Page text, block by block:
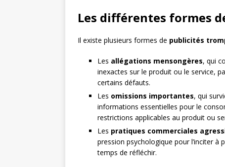
Les différentes formes
Il existe plusieurs formes de publicités
Les allégations mensongères, qui
inexactes sur le produit ou le service,
certains défauts.
Les omissions importantes, qui
informations essentielles pour le
restrictions applicables au produit ou
Les pratiques commerciales
pression psychologique pour l’inciter à
temps de réfléchir.